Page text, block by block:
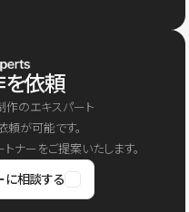
依頼
のエキスパート
が可能です。
ナーをご提案いたします。
に相談する